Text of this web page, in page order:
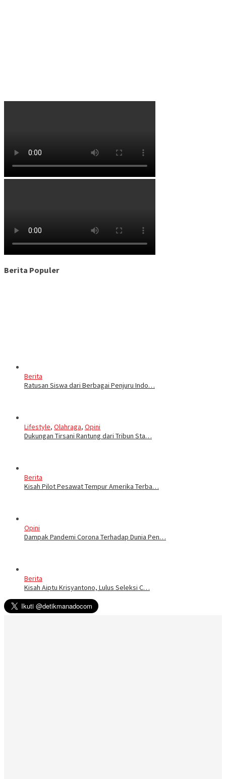
Berita Populer
Berita
Ratusan Siswa dari Berbagai Penjuru Indo…
Lifestyle, Olahraga, Opini
Dukungan Tirsani Rantung dari Tribun Sta…
Berita
Kisah Pilot Pesawat Tempur Amerika Terba…
Opini
Dampak Pandemi Corona Terhadap Dunia Pen…
Berita
Kisah Aiptu Krisyantono, Lulus Seleksi C…